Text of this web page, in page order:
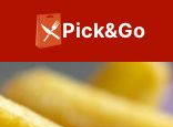
Pick&Go